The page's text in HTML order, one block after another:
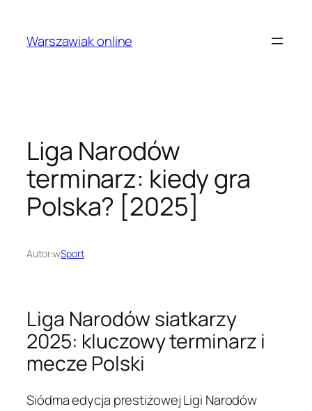
treściWarszawiak online
Liga Narodów
terminarz: kiedy gra
Polska? [2025]
Autor:wSport
Liga Narodów siatkarzy
2025: kluczowy terminarz i
mecze Polski
Siódma edycja prestiżowej Ligi Narodów